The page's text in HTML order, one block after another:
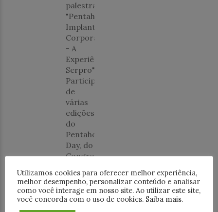
palestra
"Pentaho
Implantação
Corporativa
- A
Experiência
Serpro".
Participou
de
várias
edições
do
Pentaho
Day, do
Congresso
Tecnologia
da
FATEC
São
Utilizamos cookies para oferecer melhor experiência,
melhor desempenho, personalizar conteúdo e analisar
como você interage em nosso site. Ao utilizar este site,
você concorda com o uso de cookies. Saiba mais.